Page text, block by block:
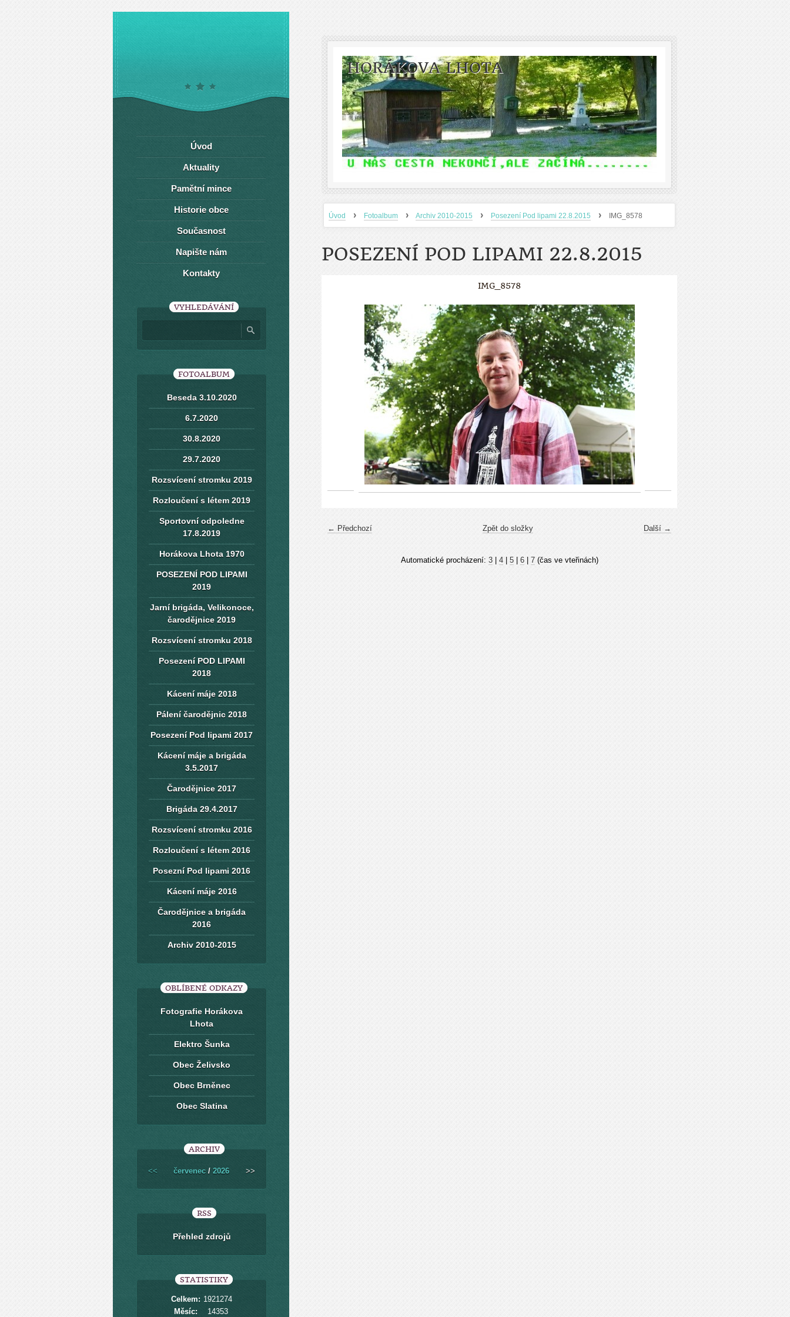
HORÁKOVA LHOTA
Úvod › Fotoalbum › Archiv 2010-2015 › Posezení Pod lipami 22.8.2015 › IMG_8578
POSEZENÍ POD LIPAMI 22.8.2015
IMG_8578
← Předchozí Další →
Zpět do složky
Automatické procházení: 3| 4| 5| 6| 7(čas ve vteřinách)
Úvod
Aktuality
Pamětní mince
Historie obce
Současnost
Napište nám
Kontakty
VYHLEDÁVÁNÍ
FOTOALBUM
Beseda 3.10.2020
6.7.2020
30.8.2020
29.7.2020
Rozsvícení stromku 2019
Rozloučení s létem 2019
Sportovní odpoledne
17.8.2019
Horákova Lhota 1970
POSEZENÍ POD LIPAMI
2019
Jarní brigáda, Velikonoce,
čarodějnice 2019
Rozsvícení stromku 2018
Posezení POD LIPAMI
2018
Kácení máje 2018
Pálení čarodějnic 2018
Posezení Pod lipami 2017
Kácení máje a brigáda
3.5.2017
Čarodějnice 2017
Brigáda 29.4.2017
Rozsvícení stromku 2016
Rozloučení s létem 2016
Posezní Pod lipami 2016
Kácení máje 2016
Čarodějnice a brigáda
2016
Archiv 2010-2015
OBLÍBENÉ ODKAZY
Fotografie Horákova
Lhota
Elektro Šunka
Obec Želivsko
Obec Brněnec
Obec Slatina
ARCHIV
<< červenec / 2026 >>
RSS
Přehled zdrojů
STATISTIKY
Celkem: 1921274
Měsíc:
14353